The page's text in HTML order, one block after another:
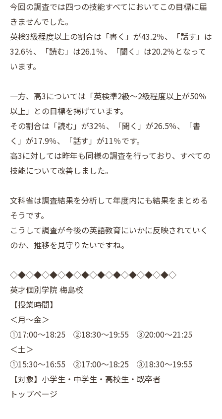
今回の調査では四つの技能すべてにおいてこの目標に届
きませんでした。
英検3級程度以上の割合は「書く」が43.2％、「話す」は
32.6％、「読む」は26.1％、「聞く」は20.2％となって
います。
一方、高3については「英検準2級～2級程度以上が50％
以上」との目標を掲げています。
その割合は「読む」が32％、「聞く」が26.5％、「書
く」が17.9％、「話す」が11％です。
高3に対しては昨年も同様の調査を行っており、すべての
技能について改善しました。
文科省は調査結果を分析して年度内にも結果をまとめる
そうです。
こうして調査が今後の英語教育にいかに反映されていく
のか、推移を見守りたいですね。
◇◆◇◆◇◆◇◆◇◆◇◆◇◆◇◆◇◆◇◆◇
英才個別学院 梅島校
【授業時間】
＜月～金＞
①17:00～18:25 ②18:30～19:55 ③20:00～21:25
＜土＞
①15:30～16:55 ②17:00～18:25 ③18:30～19:55
【対象】小学生・中学生・高校生・既卒者
トップページ